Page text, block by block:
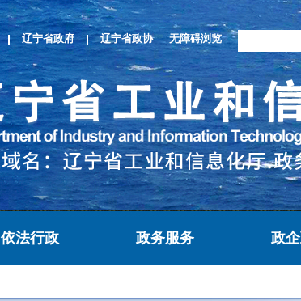
辽宁省政府 辽宁省政协 无障碍浏览
依法行政 政务服务 政